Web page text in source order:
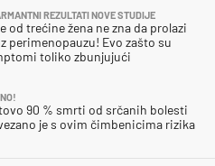
REZULTATI NOVE STUDIJE
od trećine žena ne zna da prolazi
perimenopauzu! Evo zašto su
toliko zbunjujući
90 % smrti od srčanih bolesti
je s ovim čimbenicima rizika